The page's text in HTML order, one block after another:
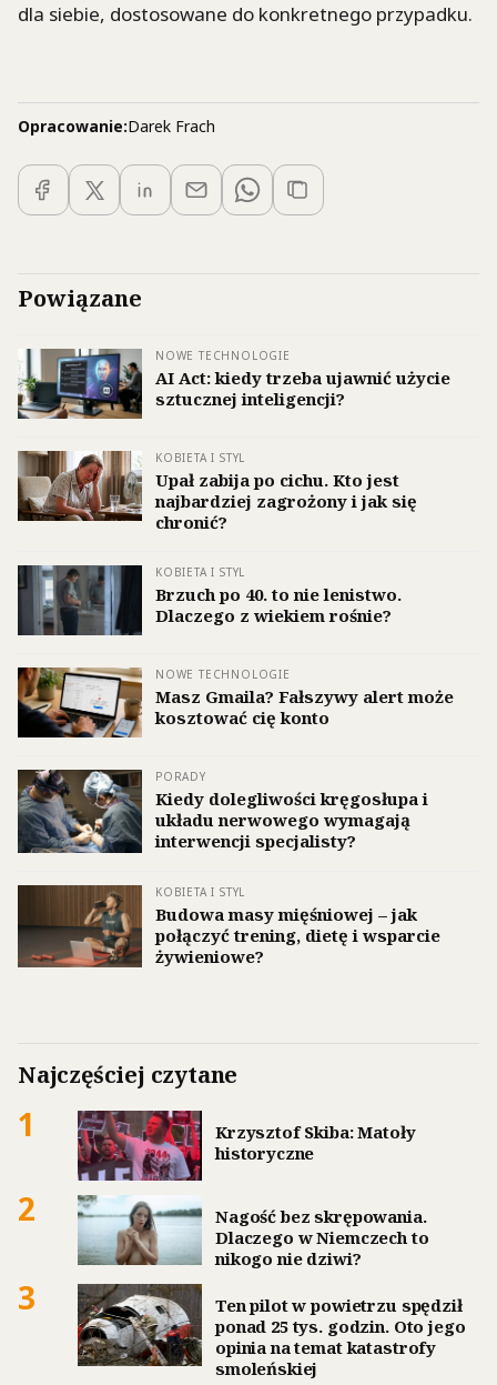
dla siebie, dostosowane do konkretnego przypadku.
Opracowanie:Darek Frach
Powiązane
NOWE TECHNOLOGIE
AI Act: kiedy trzeba ujawnić użycie
sztucznej inteligencji?
KOBIETA I STYL
Upał zabija po cichu. Kto jest
najbardziej zagrożony i jak się
chronić?
KOBIETA I STYL
Brzuch po 40. to nie lenistwo.
Dlaczego z wiekiem rośnie?
NOWE TECHNOLOGIE
Masz Gmaila? Fałszywy alert może
kosztować cię konto
PORADY
Kiedy dolegliwości kręgosłupa i
układu nerwowego wymagają
interwencji specjalisty?
KOBIETA I STYL
Budowa masy mięśniowej – jak
połączyć trening, dietę i wsparcie
żywieniowe?
Najczęściej czytane
1
Krzysztof Skiba: Matoły
historyczne
2
Nagość bez skrępowania.
Dlaczego w Niemczech to
nikogo nie dziwi?
3
Ten pilot w powietrzu spędził
ponad 25 tys. godzin. Oto jego
opinia na temat katastrofy
smoleńskiej